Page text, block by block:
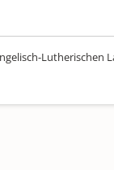
Lutherischen